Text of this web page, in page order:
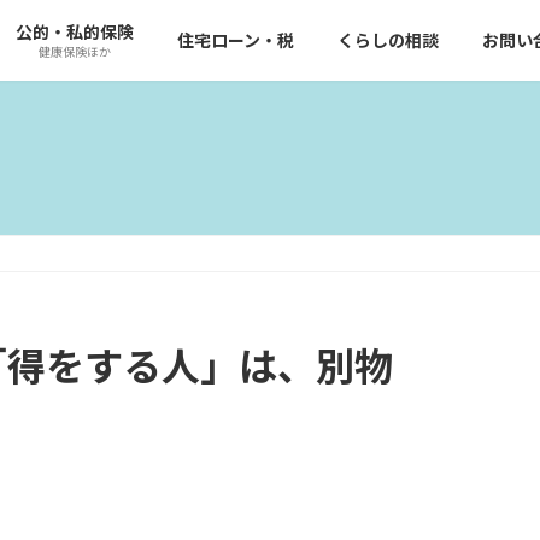
公的・私的保険
健康保険ほか
住宅ローン・税 くらしの相談 お問い
をする人」は、別物